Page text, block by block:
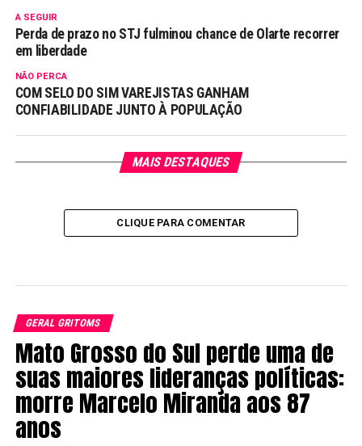
A SEGUIR
Perda de prazo no STJ fulminou chance de Olarte recorrer
em liberdade
NÃO PERCA
COM SELO DO SIM VAREJISTAS GANHAM
CONFIABILIDADE JUNTO À POPULAÇÃO
MAIS DESTAQUES
CLIQUE PARA COMENTAR
GERAL GRITOMS
Mato Grosso do Sul perde uma de
suas maiores lideranças políticas:
morre Marcelo Miranda aos 87
anos